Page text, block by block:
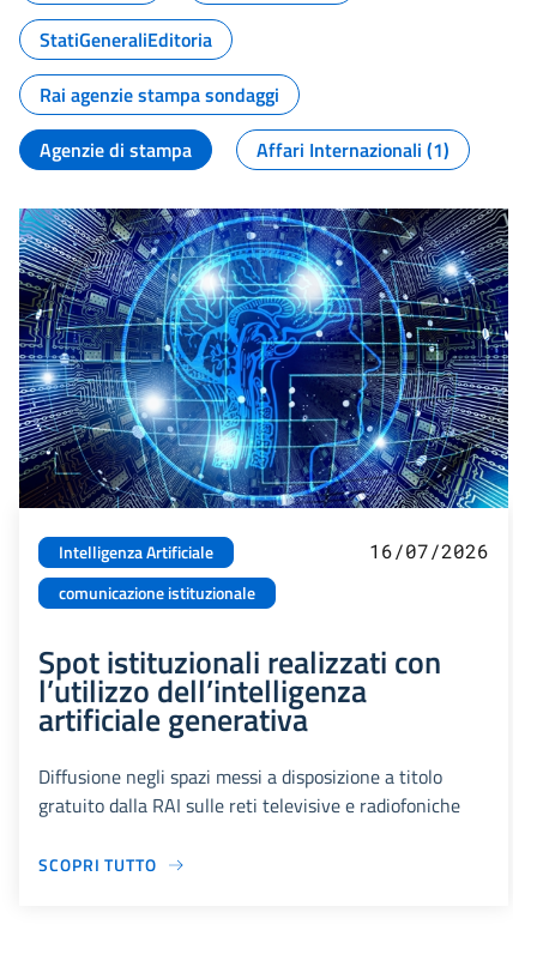
StatiGeneraliEditoria
Rai agenzie stampa sondaggi
Agenzie di stampa
Affari Internazionali (1)
Intelligenza Artificiale
comunicazione istituzionale
16/07/2026
Spot istituzionali realizzati con
l’utilizzo dell’intelligenza
artificiale generativa
Diffusione negli spazi messi a disposizione a titolo
gratuito dalla RAI sulle reti televisive e radiofoniche
SCOPRI TUTTO